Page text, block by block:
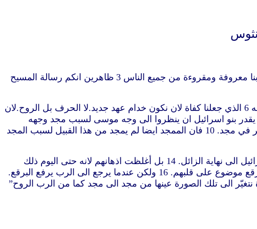
“1 أفنبتدئ نمدح انفسنا ام لعلنا نحتاج كقوم رسائل توصية اليكم او رسائل توصية منكم. 2 انتم رسالتنا مكتوبة في قلوبنا معروفة ومقروءة من جميع الناس 3 ظاهرين انكم رسالة المسيح
4 ولكن لنا ثقة مثل هذه بالمسيح لدى الله. 5 ليس اننا كفاة من انفسنا ان نفتكر شيئا كانه من انفسنا بل كفايتنا من الله 6 الذي جعلنا كفاة لان نكون خدام عهد جديد.لا الحرف بل الروح.لان
حتى لم يقدر بنو اسرائيل ان ينظروا الى وجه موسى لسبب مجد وجهه
الزائل 8 فكيف لا تكون بالأولى خدمة الروح في مجد. 9 لانه ان كانت خدمة الدينونة مجدا فبالأولى كثيرا تزيد خدمة البر في مجد. 10 فان الممجد ايضا لم يمجد من هذا القبيل لسبب المجد
12 فاذ لنا رجاء مثل هذا نستعمل مجاهرة كثيرة. 13 وليس كما كان موسى يضع برقعا على وجهه لكي لا ينظر بنو اسرائيل الى نهاية الزائل. 14 بل أغلظت اذهانهم لانه حتى اليوم ذلك
البرقع نفسه عند قراءة العهد العتيق باق غير منكشف الذي يبطل في المسيح. 15 لكن حتى اليوم حين يقرأ موسى البرقع موضوع على قلبهم. 16 ولكن عندما يرجع الى الرب يرفع البرقع.
بوجه مكشوف كما في مرآة نتغيّر الى تلك الصورة عينها من مجد الى مجد كما من الرب الروح”